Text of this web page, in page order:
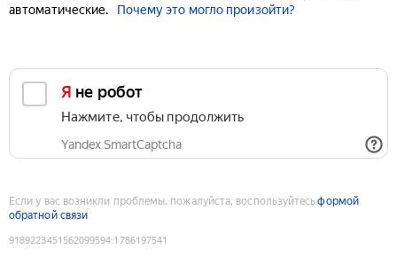
автоматические.
Почему это могло произойти?
Я не робот
Нажмите, чтобы продолжить
Yandex SmartCaptcha
Если у вас возникли проблемы, пожалуйста, воспользуйтесьформой
обратной связи
9189223451562099594:1786197541